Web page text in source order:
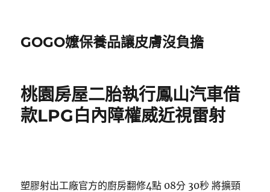
GOGO嬤保養品讓皮膚沒負擔
桃園房屋二胎執行鳳山汽車借
款LPG白內障權威近視雷射
塑膠射出工廠官方的廚房翻修4點 08分 30秒 將擴頸